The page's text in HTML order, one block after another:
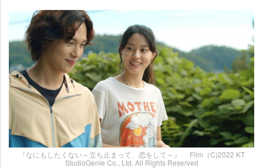
『なにもしたくない～立ち止まって、恋をして～』 Film（C)2022 KT
StudioGenie Co., Ltd. All Rights Reserved